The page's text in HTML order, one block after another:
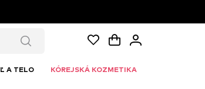
A TELO KÓREJSKÁ KOZMETIKA